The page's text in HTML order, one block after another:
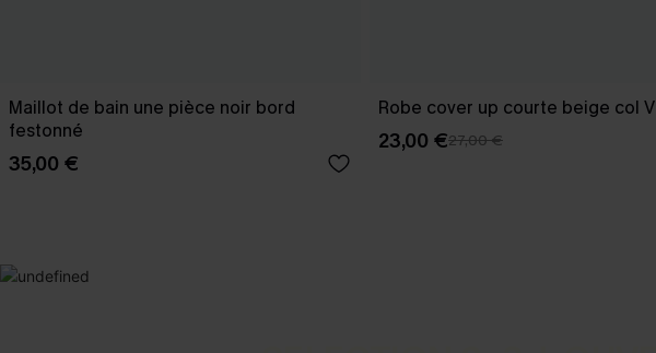
Maillot de bain une pièce noir bord
festonné
35,00 €
Robe cover up courte beige col V
23,00 €27,00 €